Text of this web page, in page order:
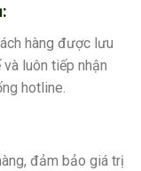
hàng được lưu
luôn tiếp nhận
hotline.
đảm bảo giá trị